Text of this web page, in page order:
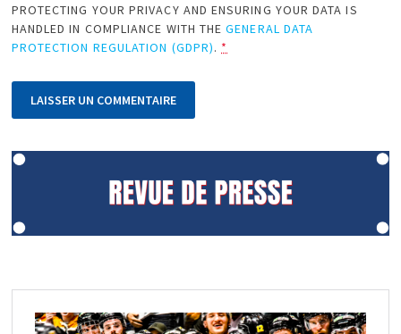
PROTECTING YOUR PRIVACY AND ENSURING YOUR DATA IS
HANDLED IN COMPLIANCE WITH THEGENERAL DATA
PROTECTION REGULATION (GDPR). *